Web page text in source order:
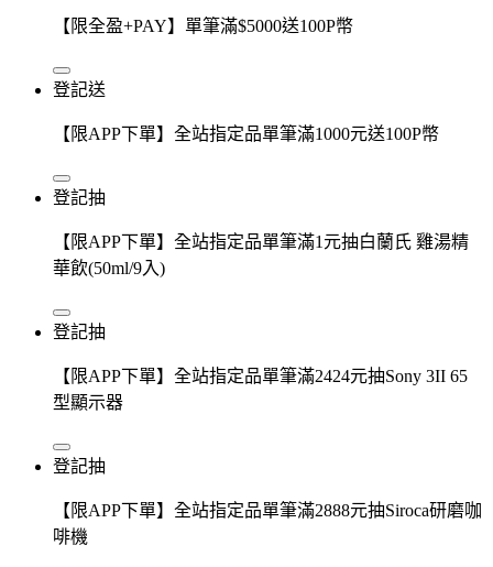
【限全盈+PAY】單筆滿$5000送100P幣
登記送
【限APP下單】全站指定品單筆滿1000元送100P幣
登記抽
【限APP下單】全站指定品單筆滿1元抽白蘭氏 雞湯精
華飲(50ml/9入)
登記抽
【限APP下單】全站指定品單筆滿2424元抽Sony 3II 65
型顯示器
登記抽
【限APP下單】全站指定品單筆滿2888元抽Siroca研磨咖
啡機